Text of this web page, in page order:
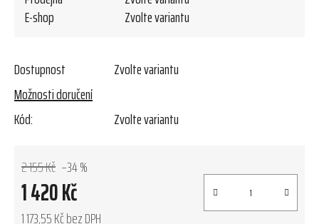
E-shop
Zvolte variantu
Dostupnost
Zvolte variantu
Možnosti doručení
Kód:
Zvolte variantu
2 155 Kč –34 %
1 420 Kč
1 173,55 Kč bez DPH